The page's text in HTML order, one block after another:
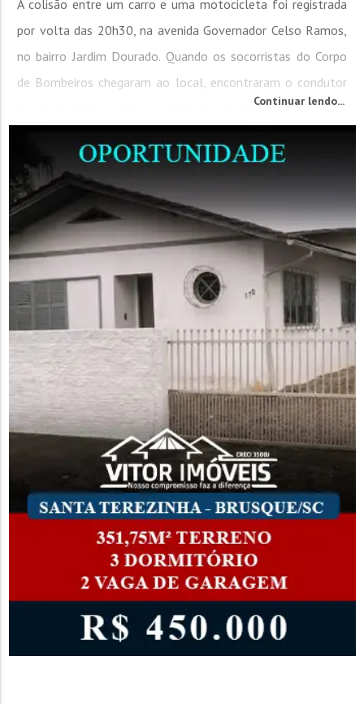
A colisão entre um carro e uma motocicleta foi registrada
por volta das 20h30, na avenida Governador Celso Ramos,
no bairro Jardim Dourado. Quando os socorristas do Corpo
de Bombeiros chegaram ao local, encontraram o condutor
da motocicleta caído na pista, inconsciente e sem sinais
Continuar lendo...